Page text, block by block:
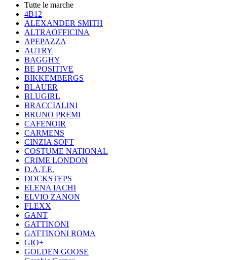
Tutte le marche
4B12
ALEXANDER SMITH
ALTRAOFFICINA
APEPAZZA
AUTRY
BAGGHY
BE POSITIVE
BIKKEMBERGS
BLAUER
BLUGIRL
BRACCIALINI
BRUNO PREMI
CAFENOIR
CARMENS
CINZIA SOFT
COSTUME NATIONAL
CRIME LONDON
D.A.T.E.
DOCKSTEPS
ELENA IACHI
ELVIO ZANON
FLEXX
GANT
GATTINONI
GATTINONI ROMA
GIO+
GOLDEN GOOSE